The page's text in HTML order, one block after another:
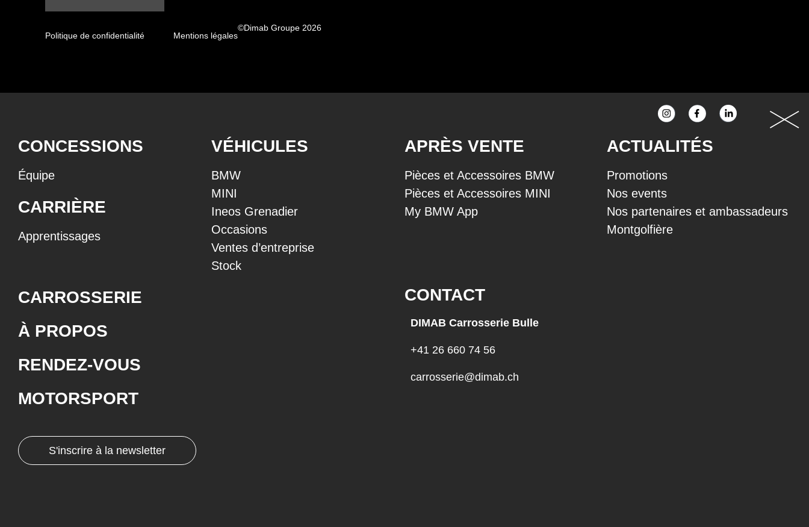
Politique de confidentialité Mentions légales
©Dimab Groupe 2026
CONCESSIONS
Équipe
CARRIÈRE
Apprentissages
VÉHICULES
BMW
MINI
Ineos Grenadier
Occasions
Ventes d’entreprise
Stock
APRÈS VENTE
Pièces et Accessoires BMW
Pièces et Accessoires MINI
My BMW App
ACTUALITÉS
Promotions
Nos events
Nos partenaires et ambassadeurs
Montgolfière
CARROSSERIE
À PROPOS
RENDEZ-VOUS
MOTORSPORT
CONTACT
DIMAB Carrosserie Bulle
+41 26 660 74 56
carrosserie@dimab.ch
S'inscrire à la newsletter